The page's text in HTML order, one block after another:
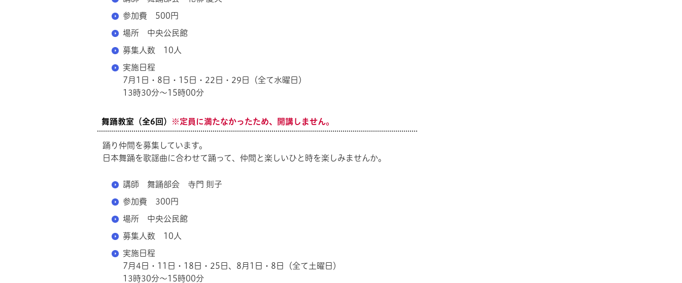
参加費 500円
場所 中央公民館
募集人数 10人
実施日程
7月1日・8日・15日・22日・29日（全て水曜日）
13時30分～15時00分
舞踊教室（全6回） ※定員に満たなかったため、開講しません。
踊り仲間を募集しています。
日本舞踊を歌謡曲に合わせて踊って、仲間と楽しいひと時を楽しみませんか。
講師 舞踊部会 寺門 則子
参加費 300円
場所 中央公民館
募集人数 10人
実施日程
7月4日・11日・18日・25日、8月1日・8日（全て土曜日）
13時30分～15時00分